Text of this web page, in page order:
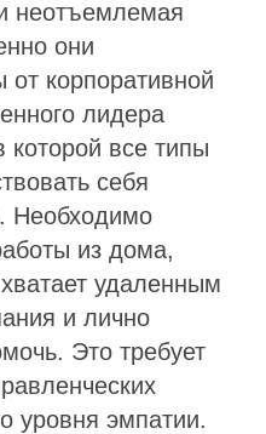
неотъемлемая
они
от корпоративной
лидера
которой все типы
себя
Необходимо
из дома,
удаленным
и лично
Это требует
уровня эмпатии.